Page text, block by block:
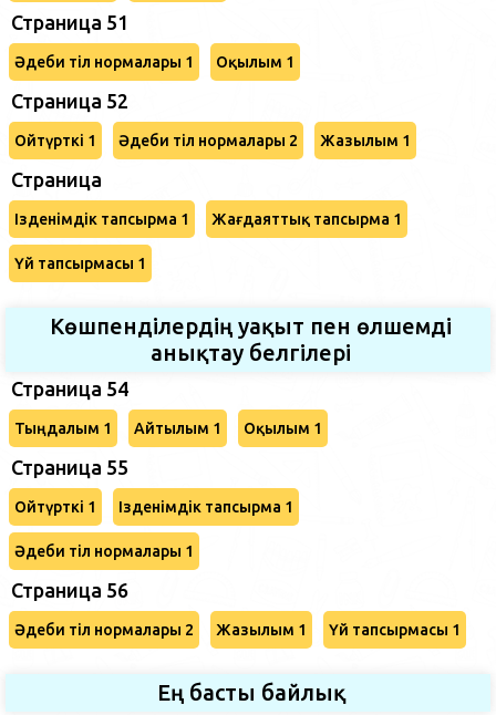
Страница 51
Әдеби тіл нормалары 1 Оқылым 1
Страница 52
Ойтүрткі 1 Әдеби тіл нормалары 2 Жазылым 1
Страница
Ізденімдік тапсырма 1 Жағдаяттық тапсырма 1
Үй тапсырмасы 1
Көшпенділердің уақыт пен өлшемді
анықтау белгілері
Страница 54
Тыңдалым 1 Айтылым 1 Оқылым 1
Страница 55
Ойтүрткі 1 Ізденімдік тапсырма 1
Әдеби тіл нормалары 1
Страница 56
Әдеби тіл нормалары 2 Жазылым 1 Үй тапсырмасы 1
Ең басты байлық